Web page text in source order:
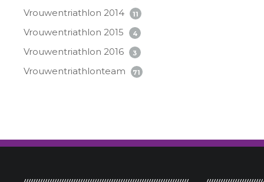
Vrouwentriathlon 2014 11
Vrouwentriathlon 2015 4
Vrouwentriathlon 2016 3
Vrouwentriathlonteam 71